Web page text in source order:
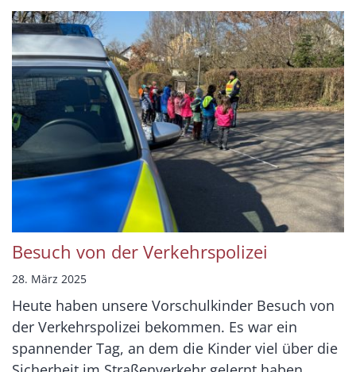
Besuch von der Verkehrspolizei
28. März 2025
Heute haben unsere Vorschulkinder Besuch von
der Verkehrspolizei bekommen. Es war ein
spannender Tag, an dem die Kinder viel über die